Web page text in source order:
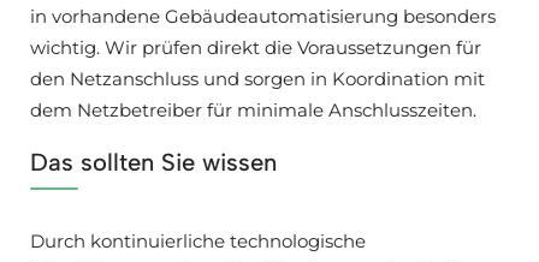
in vorhandene Gebäudeautomatisierung besonders
wichtig. Wir prüfen direkt die Voraussetzungen für
den Netzanschluss und sorgen in Koordination mit
dem Netzbetreiber für minimale Anschlusszeiten.
Das sollten Sie wissen
Durch kontinuierliche technologische